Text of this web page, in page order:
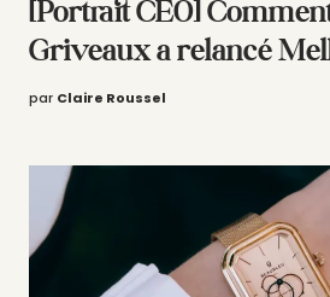
[Portrait CEO]
Griveaux a relancé
par Claire Roussel